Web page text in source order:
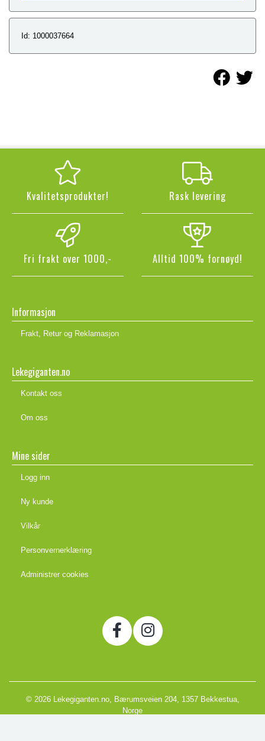
Id: 1000037664
Kvalitetsprodukter! Rask levering
Fri frakt over 1000,- Alltid 100% fornøyd!
Informasjon
Frakt, Retur og Reklamasjon
Lekegiganten.no
Kontakt oss
Om oss
Mine sider
Logg inn
Ny kunde
Vilkår
Personvernerklæring
Administrer cookies
© 2026 Lekegiganten.no, Bærumsveien 204, 1357 Bekkestua,
Norge